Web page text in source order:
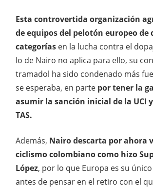
Esta controvertida organización
de equipos del pelotón europeo de
categorías en la lucha contra el
lo de Nairo no aplica para ello, su
tramadol ha sido condenado más
se esperaba, en parte por tener la
asumir la sanción inicial de la UCI
TAS.
Además, Nairo descarta por ahora
ciclismo colombiano como hizo
López, por lo que Europa es su
antes de pensar en el retiro con el